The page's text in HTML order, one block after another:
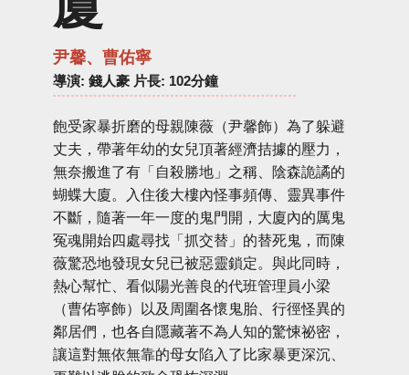
尹馨、曹佑寧
導演: 錢人豪 片長: 102分鐘
飽受家暴折磨的母親陳薇（尹馨飾）為了躲避
丈夫，帶著年幼的女兒頂著經濟拮據的壓力，
無奈搬進了有「自殺勝地」之稱、陰森詭譎的
蝴蝶大廈。入住後大樓內怪事頻傳、靈異事件
不斷，隨著一年一度的鬼門開，大廈內的厲鬼
冤魂開始四處尋找「抓交替」的替死鬼，而陳
薇驚恐地發現女兒已被惡靈鎖定。與此同時，
熱心幫忙、看似陽光善良的代班管理員小梁
（曹佑寧飾）以及周圍各懷鬼胎、行徑怪異的
鄰居們，也各自隱藏著不為人知的驚悚祕密，
讓這對無依無靠的母女陷入了比家暴更深沉、